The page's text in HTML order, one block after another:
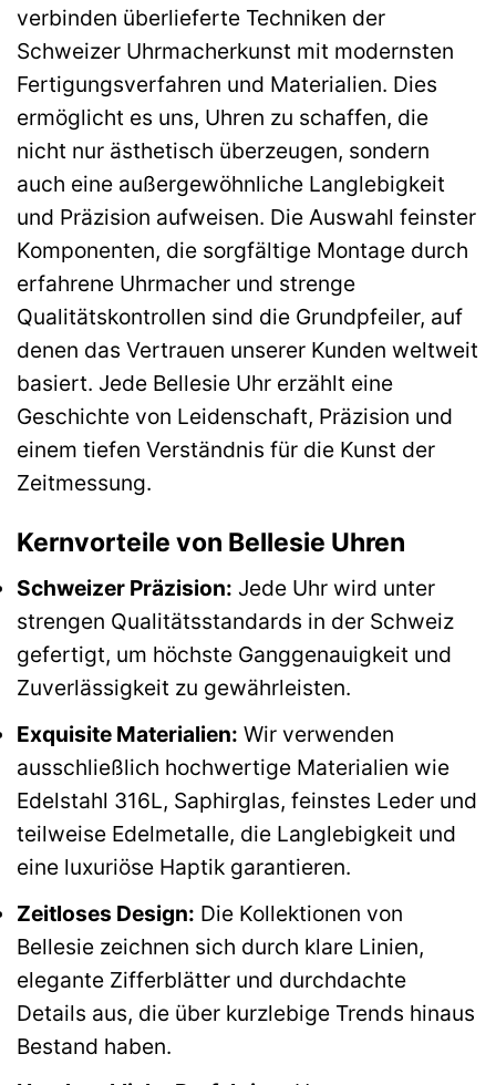
verbinden überlieferte Techniken der
Schweizer Uhrmacherkunst mit modernsten
Fertigungsverfahren und Materialien. Dies
ermöglicht es uns, Uhren zu schaffen, die
nicht nur ästhetisch überzeugen, sondern
auch eine außergewöhnliche Langlebigkeit
und Präzision aufweisen. Die Auswahl feinster
Komponenten, die sorgfältige Montage durch
erfahrene Uhrmacher und strenge
Qualitätskontrollen sind die Grundpfeiler, auf
denen das Vertrauen unserer Kunden weltweit
basiert. Jede Bellesie Uhr erzählt eine
Geschichte von Leidenschaft, Präzision und
einem tiefen Verständnis für die Kunst der
Zeitmessung.
Kernvorteile von Bellesie Uhren
Schweizer Präzision: Jede Uhr wird unter
strengen Qualitätsstandards in der Schweiz
gefertigt, um höchste Ganggenauigkeit und
Zuverlässigkeit zu gewährleisten.
Exquisite Materialien: Wir verwenden
ausschließlich hochwertige Materialien wie
Edelstahl 316L, Saphirglas, feinstes Leder und
teilweise Edelmetalle, die Langlebigkeit und
eine luxuriöse Haptik garantieren.
Zeitloses Design: Die Kollektionen von
Bellesie zeichnen sich durch klare Linien,
elegante Zifferblätter und durchdachte
Details aus, die über kurzlebige Trends hinaus
Bestand haben.